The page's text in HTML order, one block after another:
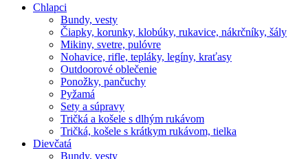
Chlapci
Bundy, vesty
Čiapky, korunky, klobúky, rukavice, nákrčníky, šály
Mikiny, svetre, pulóvre
Nohavice, rifle, tepláky, legíny, kraťasy
Outdoorové oblečenie
Ponožky, pančuchy
Pyžamá
Sety a súpravy
Tričká a košele s dlhým rukávom
Tričká, košele s krátkym rukávom, tielka
Dievčatá
Bundy, vesty